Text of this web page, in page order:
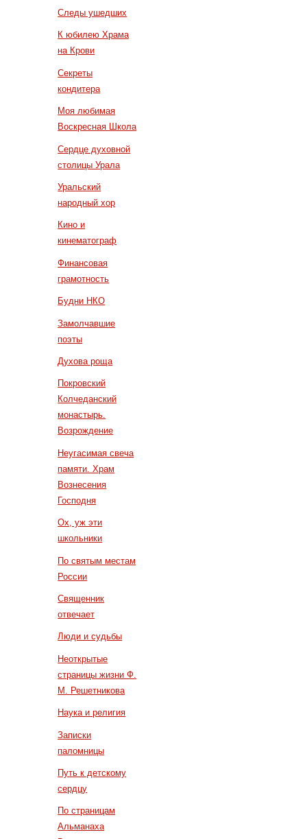
Следы ушедших
К юбилею Храма
на Крови
Секреты
кондитера
Моя любимая
Воскресная Школа
Сердце духовной
столицы Урала
Уральский
народный хор
Кино и
кинематограф
Финансовая
грамотность
Будни НКО
Замолчавшие
поэты
Духова роща
Покровский
Колчеданский
монастырь.
Возрождение
Неугасимая свеча
памяти. Храм
Вознесения
Господня
Ох, уж эти
школьники
По святым местам
России
Священник
отвечает
Люди и судьбы
Неоткрытые
страницы жизни Ф.
М. Решетникова
Наука и религия
Записки
паломницы
Путь к детскому
сердцу
По страницам
Альманаха